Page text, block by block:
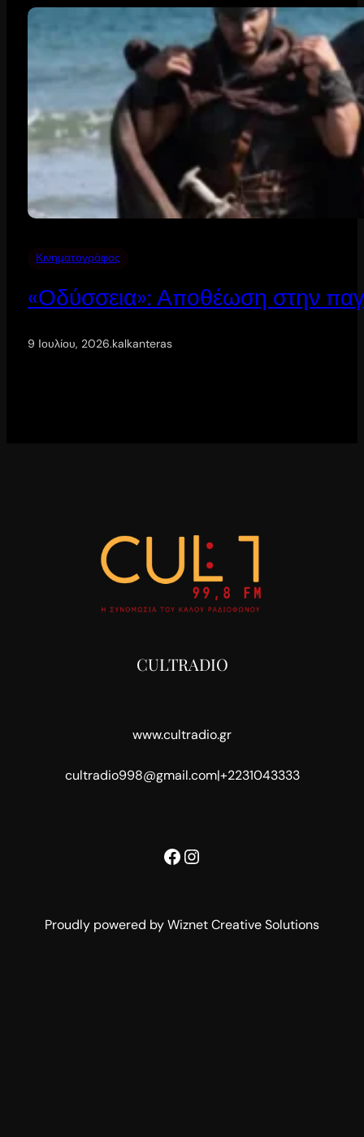
Κινηματογράφος
«Οδύσσεια»: Αποθέωση στην
9 Ιουλίου, 2026.kalkanteras
CULTRADIO
www.cultradio.gr
cultradio998@gmail.com|+2231043333
Facebook
Instagram
Proudly powered by Wiznet Creative Solutions